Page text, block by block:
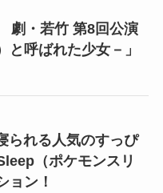
劇・若竹 第8回公演
と呼ばれた少女－」
られる人気のすっぴ
（ポケモンスリ
ョン！